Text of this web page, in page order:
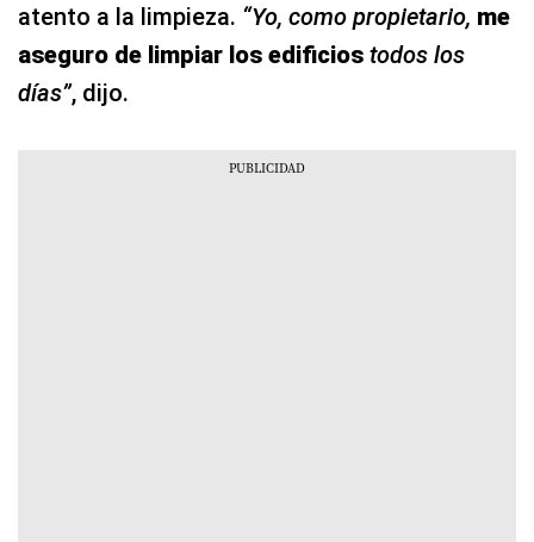
atento a la limpieza. “Yo, como propietario, me
aseguro de limpiar los edificios todos los
días”, dijo.